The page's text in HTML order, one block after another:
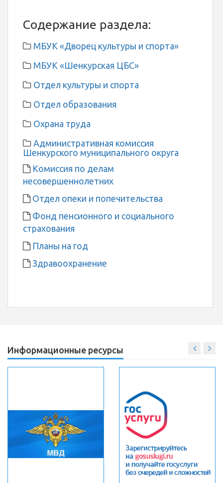
Содержание раздела:
МБУК «Дворец культуры и спорта»
МБУК «Шенкурская ЦБС»
Отдел культуры и спорта
Отдел образования
Охрана труда
Административная комиссия
Шенкурского муниципального округа
Комиссия по делам
несовершеннолетних
Отдел опеки и попечительства
Фонд пенсионного и социального
страхования
Планы на год
Здравоохранение
Информационные ресурсы